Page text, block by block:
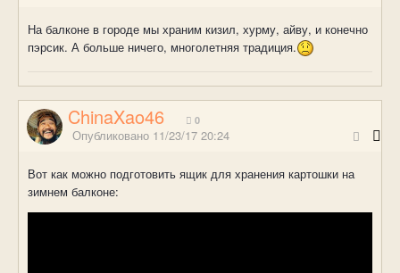
На балконе в городе мы храним кизил, хурму, айву, и конечно
пэрсик. А больше ничего, многолетняя традиция.
ChinaXao46 0
Опубликовано 11/23/17 20:24
Вот как можно подготовить ящик для хранения картошки на
зимнем балконе: